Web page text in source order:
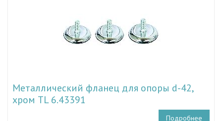
Металлический фланец для опоры d-42,
хром TL 6.43391
Подробнее